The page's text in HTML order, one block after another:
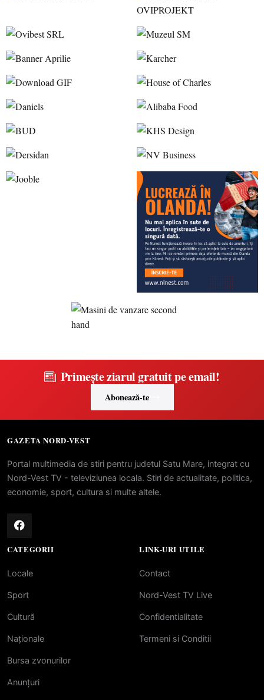
Primește ziarul gratuit pe email!
Abonează-te
GAZETA NORD-VEST
Portal multimedia de stiri pentru judetul Satu Mare, integrat cu
Nord-Vest TV - televiziunea locala. Stiri de actualitate, politica,
economie, sport, cultura si multe altele.
CATEGORII
Locale
Sport
Cultură
Naționale
Bursa zvonurilor
Anunțuri
LINK-URI UTILE
Contact
Nord-Vest TV Live
Confidentialitate
Termeni si Conditii